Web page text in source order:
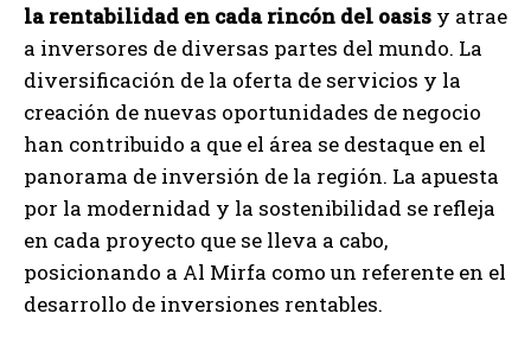
la rentabilidad en cada rincón del oasis y atrae
a inversores de diversas partes del mundo. La
diversificación de la oferta de servicios y la
creación de nuevas oportunidades de negocio
han contribuido a que el área se destaque en el
panorama de inversión de la región. La apuesta
por la modernidad y la sostenibilidad se refleja
en cada proyecto que se lleva a cabo,
posicionando a Al Mirfa como un referente en el
desarrollo de inversiones rentables.